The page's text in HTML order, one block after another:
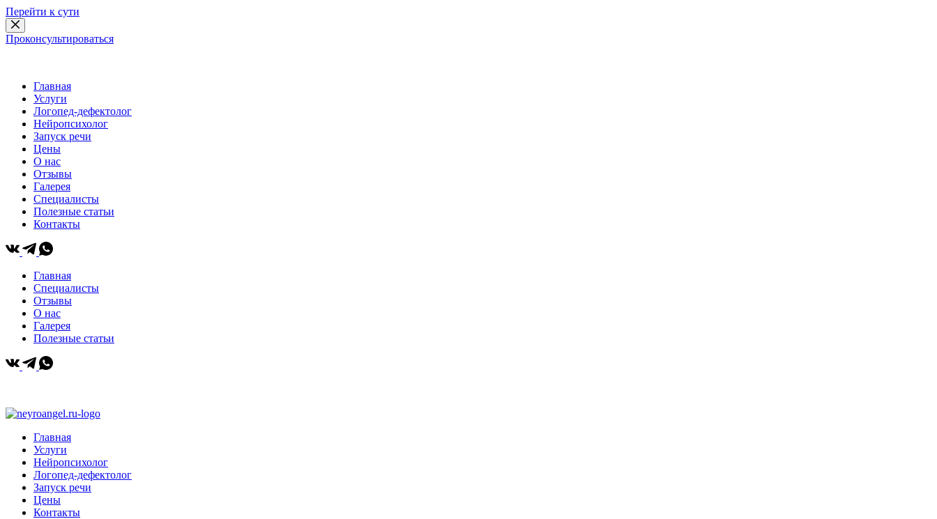
Перейти к сути
Проконсультироваться
Главная
Услуги
Логопед-дефектолог
Нейропсихолог
Запуск речи
Цены
О нас
Отзывы
Галерея
Специалисты
Полезные статьи
Контакты
Главная
Специалисты
Отзывы
О нас
Галерея
Полезные статьи
Главная
Услуги
Нейропсихолог
Логопед-дефектолог
Запуск речи
Цены
Контакты